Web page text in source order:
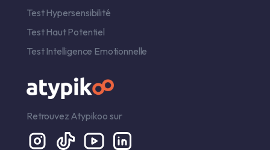
Test Hypersensibilité
Test Haut Potentiel
Test Intelligence Emotionnelle
Retrouvez Atypikoo sur